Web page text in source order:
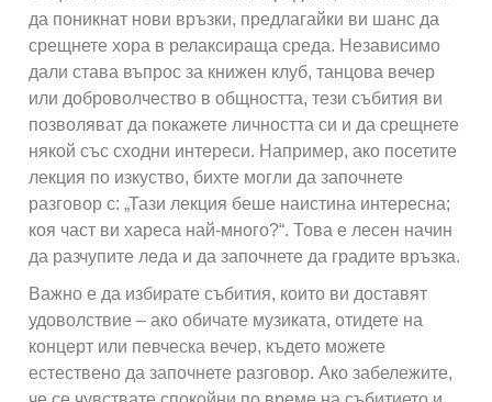
да поникнат нови връзки, предлагайки ви шанс да
срещнете хора в релаксираща среда. Независимо
дали става въпрос за книжен клуб, танцова вечер
или доброволчество в общността, тези събития ви
позволяват да покажете личността си и да срещнете
някой със сходни интереси. Например, ако посетите
лекция по изкуство, бихте могли да започнете
разговор с: „Тази лекция беше наистина интересна;
коя част ви хареса най-много?“. Това е лесен начин
да разчупите леда и да започнете да градите връзка.
Важно е да избирате събития, които ви доставят
удоволствие – ако обичате музиката, отидете на
концерт или певческа вечер, където можете
естествено да започнете разговор. Ако забележите,